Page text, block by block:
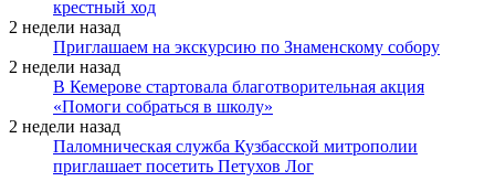
крестный ход
2 недели назад
Приглашаем на экскурсию по Знаменскому собору
2 недели назад
В Кемерове стартовала благотворительная акция
«Помоги собраться в школу»
2 недели назад
Паломническая служба Кузбасской митрополии
приглашает посетить Петухов Лог